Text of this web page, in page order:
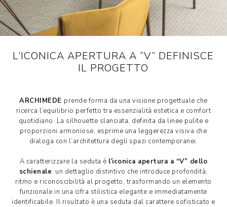
L’ICONICA APERTURA A “V” DEFINISCE
IL PROGETTO
ARCHIMEDE prende forma da una visione progettuale che
ricerca l’equilibrio perfetto tra essenzialità estetica e comfort
quotidiano. La silhouette slanciata, definita da linee pulite e
proporzioni armoniose, esprime una leggerezza visiva che
dialoga con l’architettura degli spazi contemporanei.
A caratterizzare la seduta è l’iconica apertura a “V” dello
schienale: un dettaglio distintivo che introduce profondità,
ritmo e riconoscibilità al progetto, trasformando un elemento
funzionale in una cifra stilistica elegante e immediatamente
identificabile. Il risultato è una seduta dal carattere sofisticato e